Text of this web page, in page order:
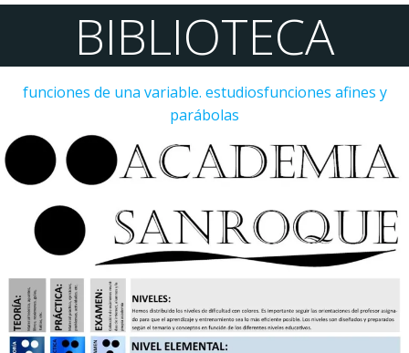
BIBLIOTECA
funciones de una variable. estudiosfunciones afines y
parábolas